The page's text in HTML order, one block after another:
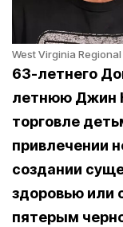
West Virginia
63-летнего
летнюю Джин
торговле
привлечении
создании
здоровью или
пятерым